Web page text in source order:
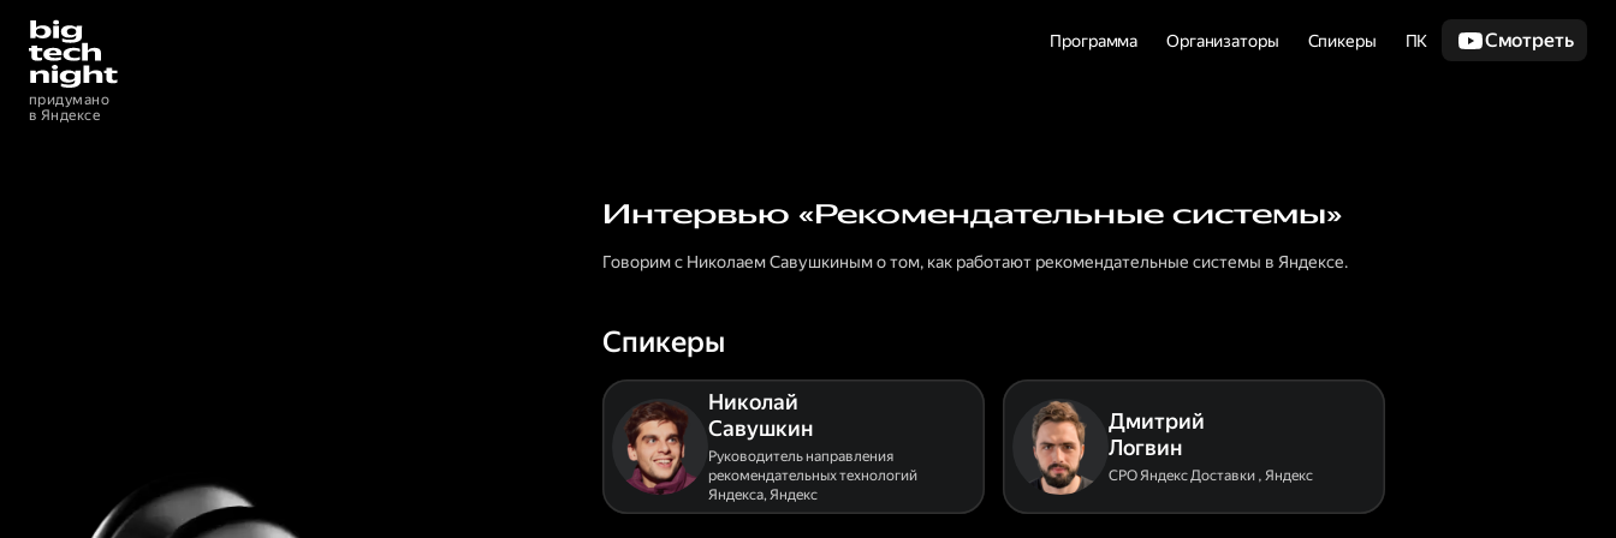
Придумано
в Яндексе
Программа Организаторы Спикеры ПК Смотреть
Интервью «Рекомендательные системы»
Говорим с Николаем Савушкиным о том, как работают рекомендательные системы в Яндексе.
Спикеры
Николай
Савушкин
Руководитель направления
рекомендательных технологий
Яндекса,Яндекс
Дмитрий
Логвин
CPO Яндекс Доставки , Яндекс